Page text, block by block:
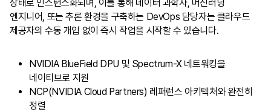
상태로 인스턴스화되며, 이를 통해 데이터 과학자, 머신러닝
엔지니어, 또는 추론 환경을 구축하는 DevOps 담당자는 클라우드
제공자의 수동 개입 없이 즉시 작업을 시작할 수 있습니다.
NVIDIA BlueField DPU 및 Spectrum-X 네트워킹을
네이티브로 지원
NCP(NVIDIA Cloud Partners) 레퍼런스 아키텍처와 완전히
정렬